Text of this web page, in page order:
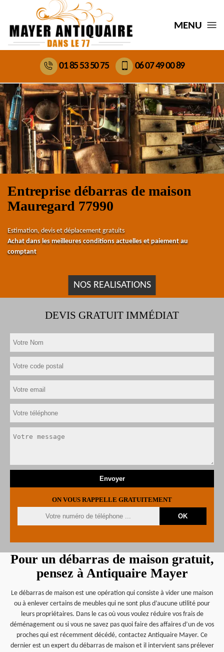
MENU
01 85 53 50 75 06 07 49 00 89
Entreprise débarras de maison
Mauregard 77990
Estimation, devis et déplacement gratuits
Achat dans les meilleures conditions actuelles et paiement au
comptant
NOS REALISATIONS
DEVIS GRATUIT IMMÉDIAT
ON VOUS RAPPELLE GRATUITEMENT
Pour un débarras de maison gratuit,
pensez à Antiquaire Mayer
Le débarras de maison est une opération qui consiste à vider une maison
ou à enlever certains de meubles qui ne sont plus d’aucune utilité pour
leurs propriétaires. Dans le cas où vous voulez réduire vos frais de
déménagement ou si vous ne savez pas quoi faire des affaires d’un de vos
proches qui est récemment décédé, contactez Antiquaire Mayer. Ce
dernier est un expert du débarras de maison et il intervient sans prélever